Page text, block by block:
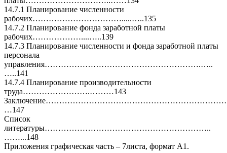
14.7.1 Планирование численности
рабочих…………………………….....…..135
14.7.2 Планирование фонда заработной платы
рабочих………………....…..139
14.7.3 Планирование численности и фонда заработной платы
персонала
управления………………………………………………….…..
…..141
14.7.4 Планирование производительности
труда…………………….………143
…147
Список
литературы……………………………………………………..
……...148
Приложения графическая часть – 7листа, формат А1.